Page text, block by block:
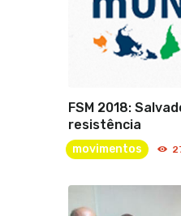
FSM 2018:
resistência
movimentos